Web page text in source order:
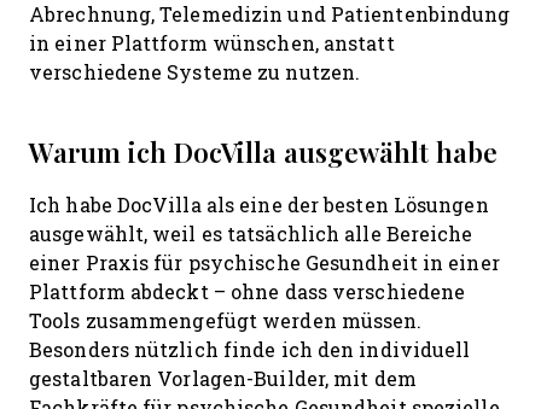
Abrechnung, Telemedizin und Patientenbindung
in einer Plattform wünschen, anstatt
verschiedene Systeme zu nutzen.
Warum ich DocVilla ausgewählt habe
Ich habe DocVilla als eine der besten Lösungen
ausgewählt, weil es tatsächlich alle Bereiche
einer Praxis für psychische Gesundheit in einer
Plattform abdeckt – ohne dass verschiedene
Tools zusammengefügt werden müssen.
Besonders nützlich finde ich den individuell
gestaltbaren Vorlagen-Builder, mit dem